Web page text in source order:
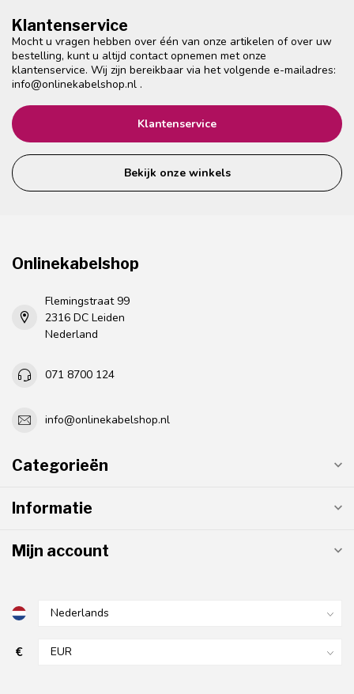
Klantenservice
Mocht u vragen hebben over één van onze artikelen of over uw
bestelling, kunt u altijd contact opnemen met onze
klantenservice. Wij zijn bereikbaar via het volgende e-mailadres:
info@onlinekabelshop.nl .
Klantenservice
Bekijk onze winkels
Onlinekabelshop
Flemingstraat 99
2316 DC Leiden
Nederland
071 8700 124
info@onlinekabelshop.nl
Categorieën
Informatie
Mijn account
€